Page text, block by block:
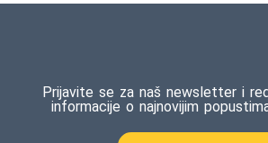
ocene
Prijavite se za naš newsletter i
informacije o najnovijim